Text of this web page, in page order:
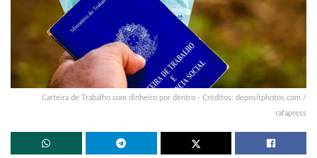
Carteira de Trabalho com dinheiro por dentro - Créditos: depositphotos.com /
rafapress